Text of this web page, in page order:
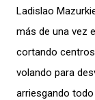
Ladislao
más de una vez
cortando
volando para
arriesgando